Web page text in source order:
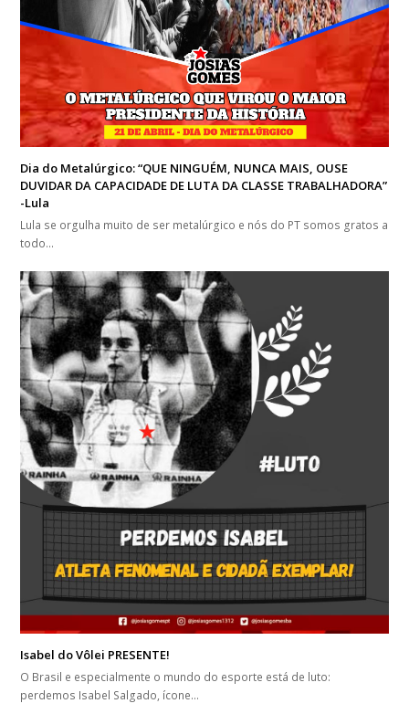
Dia do Metalúrgico: “QUE NINGUÉM, NUNCA MAIS, OUSE
DUVIDAR DA CAPACIDADE DE LUTA DA CLASSE TRABALHADORA”
-Lula
Lula se orgulha muito de ser metalúrgico e nós do PT somos gratos a
todo…
Isabel do Vôlei PRESENTE!
O Brasil e especialmente o mundo do esporte está de luto:
perdemos Isabel Salgado, ícone…